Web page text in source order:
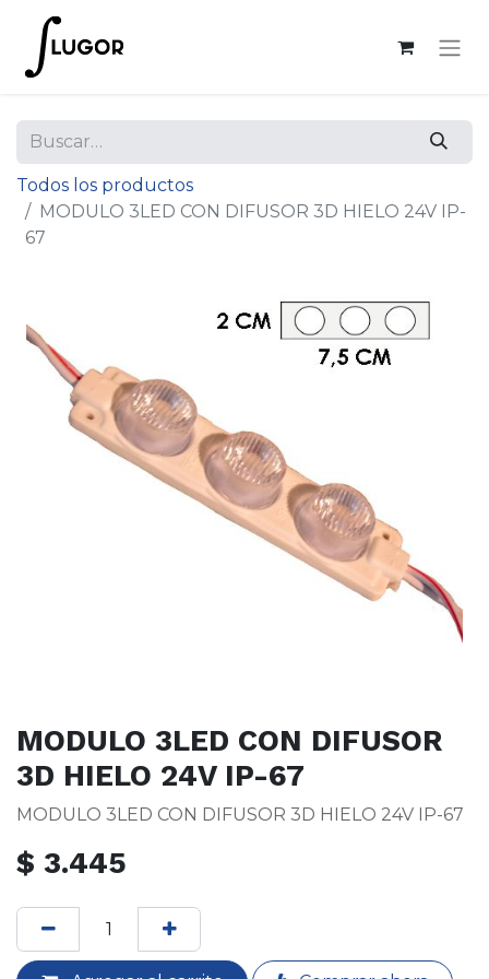
Todos los productos
MODULO 3LED CON DIFUSOR 3D HIELO 24V IP-
67
MODULO 3LED CON DIFUSOR
3D HIELO 24V IP-67
MODULO 3LED CON DIFUSOR 3D HIELO 24V IP-67
$ 3.445